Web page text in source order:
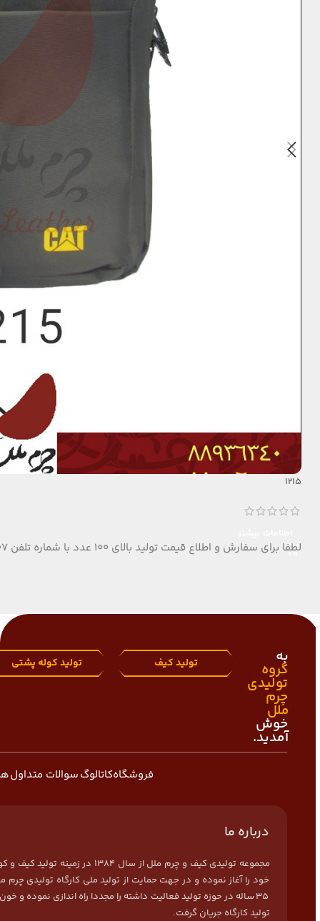
1215
لطفا برای سفارش و اطلاع قیمت تولید بالای 100 عدد با شماره تلفن 09124152407 تماس بگیرید.
به
گروه
تولیدی
چرم
ملل
خوش
آمدید.
تولید کیف تولید کوله پشتی
فروشگاهکاتالوگسوالات متداول
درباره ما
مجموعه تولیدی کیف و چرم ملل از سال 1384 در
خود را آغاز نموده و در جهت حمایت از تولید ملی کارگاه تولیدی چرم
35 ساله در حوزه تولید فعالیت داشته را مجددا راه اندازی نموده و
تولید کارگاه جریان گرفت.